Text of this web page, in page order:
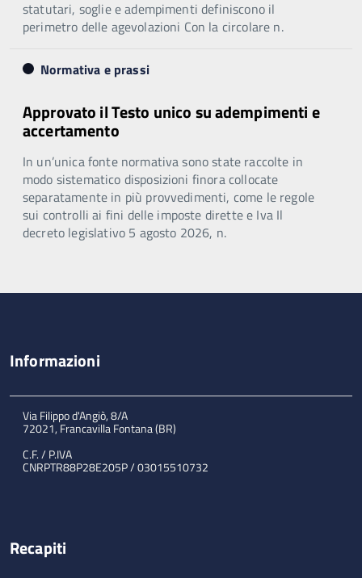
statutari, soglie e adempimenti definiscono il
perimetro delle agevolazioni Con la circolare n.
Normativa e prassi
Approvato il Testo unico su adempimenti e
accertamento
In un’unica fonte normativa sono state raccolte in
modo sistematico disposizioni finora collocate
separatamente in più provvedimenti, come le regole
sui controlli ai fini delle imposte dirette e Iva Il
decreto legislativo 5 agosto 2026, n.
Informazioni
Via Filippo d'Angiò, 8/A
72021, Francavilla Fontana (BR)
C.F. / P.IVA
CNRPTR88P28E205P / 03015510732
Recapiti